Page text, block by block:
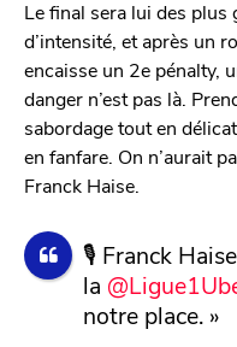
Le final sera lui des plus
d’intensité, et après un
encaisse un 2e pénalty,
danger n’est pas là.
sabordage tout en
en fanfare. On n’aurait
Franck Haise.
🎙 Franck
la
notre place. »